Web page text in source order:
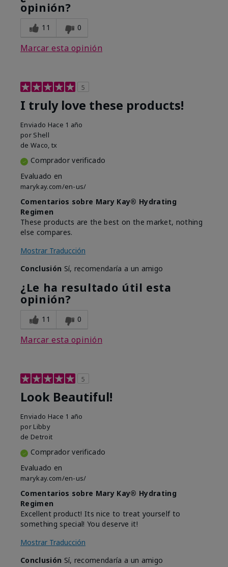
opinión?
11 0
Marcar esta opinión
5
I truly love these products!
Enviado Hace 1 año
por Shell
de Waco, tx
Comprador verificado
Evaluado en
marykay.com/en-us/
Comentarios sobre Mary Kay® Hydrating
Regimen
These products are the best on the market, nothing
else compares.
Mostrar Traducción
Conclusión Sí, recomendaría a un amigo
¿Le ha resultado útil esta
opinión?
11 0
Marcar esta opinión
5
Look Beautiful!
Enviado Hace 1 año
por Libby
de Detroit
Comprador verificado
Evaluado en
marykay.com/en-us/
Comentarios sobre Mary Kay® Hydrating
Regimen
Excellent product! Its nice to treat yourself to
something special! You deserve it!
Mostrar Traducción
Conclusión Sí, recomendaría a un amigo